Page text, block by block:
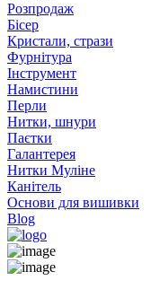
Розпродаж
Бісер
Кристали, стрази
Фурнітура
Інструмент
Намистини
Перли
Нитки, шнури
Паєтки
Галантерея
Нитки Муліне
Канітель
Основи для вишивки
Blog